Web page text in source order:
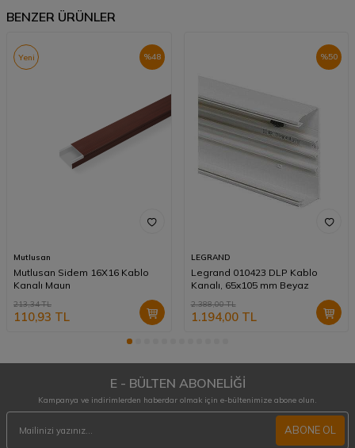
BENZER ÜRÜNLER
%48
Yeni
Mutlusan
Mutlusan Sidem 16X16 Kablo
Kanalı Maun
213,34TL
110,93 TL
%50
LEGRAND
Legrand 010423 DLP Kablo
Kanalı, 65x105 mm Beyaz
2.388,00TL
1.194,00TL
E - BÜLTEN ABONELİĞİ
Kampanya ve indirimlerden haberdar olmak için e-bültenimize abone olun.
ABONE OL